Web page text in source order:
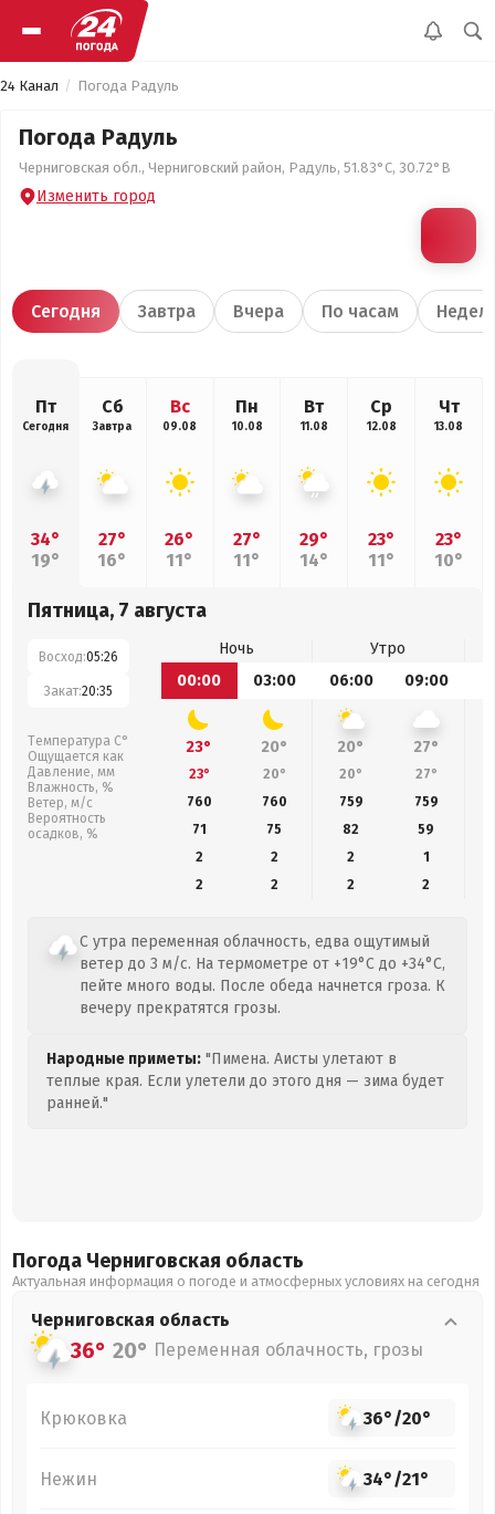
24 Канал Погода Радуль
Погода Радуль
Черниговская обл., Черниговский район, Радуль, 51.83°С, 30.72°В
Изменить город
Сегодня Завтра Вчера По часам
Пт
Сегодня
34°
19°
Сб
Завтра
27°
16°
Вс
09.08
26°
11°
Пн
10.08
27°
11°
Вт
11.08
29°
14°
Ср
12.08
23°
11°
Чт
13.08
23°
10°
Пятница, 7 августа
Восход:05:26
Закат:20:35
Температура С°
Ощущается как
Давление, мм
Влажность, %
Ветер, м/с
Вероятность
осадков, %
Ночь
Утро
00:00
03:00 06:00 09:00
23° 20° 20° 27°
23° 20° 20° 27°
760
760 759 759
71
75 82 59
2
2 2
1
2
2 2 2
С утра переменная облачность, едва ощутимый
ветер до 3 м/с. На термометре от +19°C до +34°C,
пейте много воды. После обеда начнется гроза. К
вечеру прекратятся грозы.
Народные приметы: "Пимена. Аисты улетают в
теплые края. Если улетели до этого дня — зима будет
ранней."
Погода Черниговская область
Актуальная информация о погоде и атмосферных условиях на сегодня
Черниговская область
36° 20° Переменная облачность, грозы
Крюковка 36°/20°
Нежин 34°/21°